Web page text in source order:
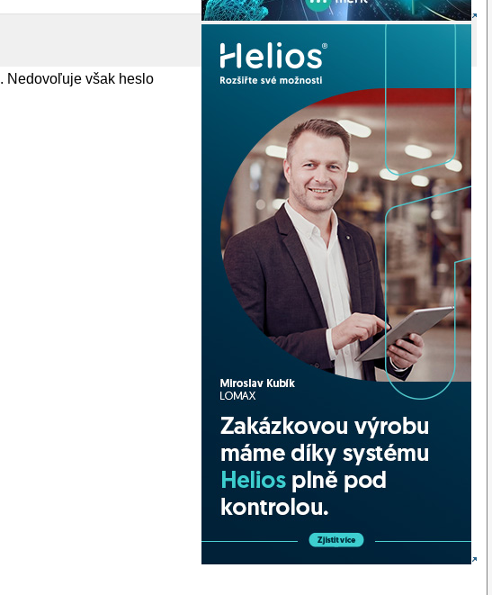
Nedovoľuje však heslo